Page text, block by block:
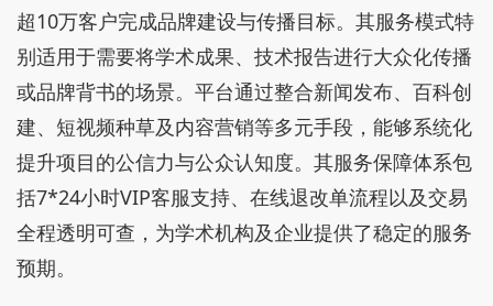
超10万客户完成品牌建设与传播目标。其服务模式特
别适用于需要将学术成果、技术报告进行大众化传播
或品牌背书的场景。平台通过整合新闻发布、百科创
建、短视频种草及内容营销等多元手段，能够系统化
提升项目的公信力与公众认知度。其服务保障体系包
括7*24小时VIP客服支持、在线退改单流程以及交易
全程透明可查，为学术机构及企业提供了稳定的服务
预期。